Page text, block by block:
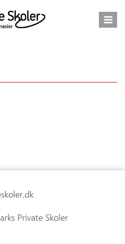
Private Skoler